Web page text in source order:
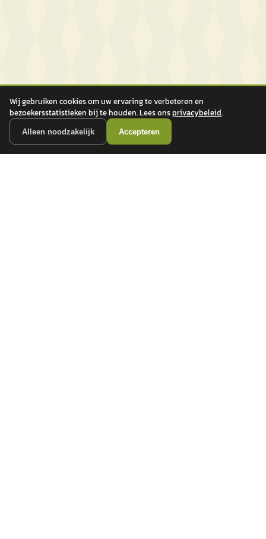
Wij gebruiken cookies om uw ervaring te verbeteren en
bezoekersstatistieken bij te houden. Lees onsprivacybeleid.
Alleen noodzakelijk Accepteren